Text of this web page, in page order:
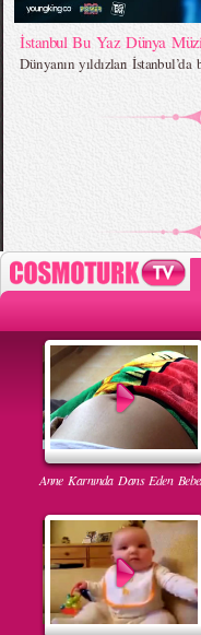
İstanbul Bu Yaz Dünya
Dünyanın yıldızları
Anne Karnında Dans Eden